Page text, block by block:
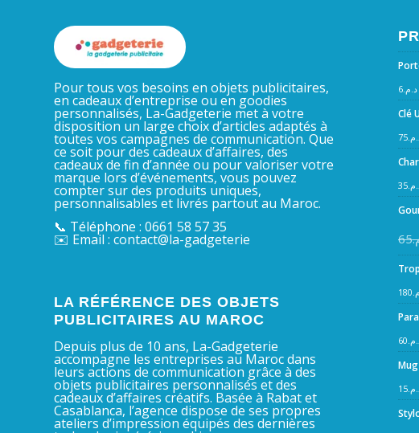
Pour tous vos besoins en objets publicitaires,
en cadeaux d’entreprise ou en goodies
personnalisés, La-Gadgeterie met à votre
disposition un large choix d’articles adaptés à
toutes vos campagnes de communication. Que
ce soit pour des cadeaux d’affaires, des
cadeaux de fin d’année ou pour valoriser votre
marque lors d’événements, vous pouvez
compter sur des produits uniques,
personnalisables et livrés partout au Maroc.
📞 Téléphone : 0661 58 57 35
✉️ Email : contact@la-gadgeterie
LA RÉFÉRENCE DES OBJETS
PUBLICITAIRES AU MAROC
Depuis plus de 10 ans, La-Gadgeterie
accompagne les entreprises au Maroc dans
leurs actions de communication grâce à des
objets publicitaires personnalisés et des
cadeaux d’affaires créatifs. Basée à Rabat et
Casablanca, l’agence dispose de ses propres
ateliers d’impression équipés des dernières
د.م.6
Clé
75
35
65
180
60
15